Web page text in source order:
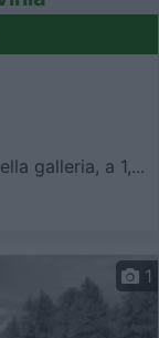
galleria, a 1,...
1